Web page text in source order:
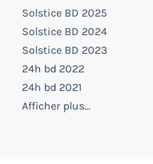
Solstice BD 2025
Solstice BD 2024
Solstice BD 2023
24h bd 2022
24h bd 2021
Afficher plus...